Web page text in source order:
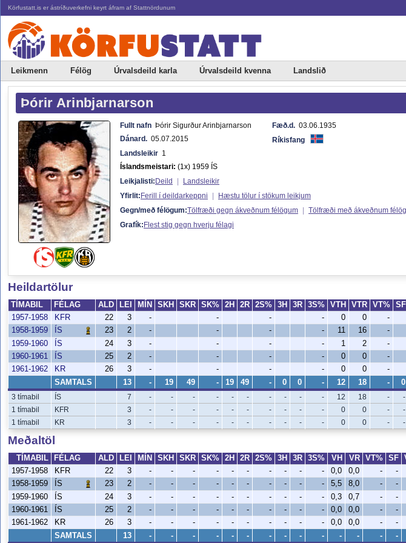
Körfustatt.is er ástríðuverkefni keyrt áfram af Stattnördunum
Leikmenn Félög Úrvalsdeild karla Úrvalsdeild kvenna Landslið
Þórir Arinbjarnarson
Fullt nafn Þórir Sigurður Arinbjarnarson Fæð.d. 03.06.1935
Dánard. 05.07.2015
Ríkisfang
Landsleikir 1
Íslandsmeistari: (1x) 1959 ÍS
Leikjalisti:Deild |
Landsleikir
Yfirlit:Ferill í deildarkeppni |
Hæstu tölur í stökum leikjum
Gegn/með félögum:Tölfræði gegn ákveðnum félögum | Tölfræði með ákveðnum
Grafík:Flest stig gegn hverju félagi
Heildartölur
TÍMABIL FÉLAG ALD LEI MÍN SKH SKR SK% 2H 2R 2S% 3H 3R 3S% VTH VTR VT% SF
1957-1958
KFR 22 3 - - - - 0 0 -
1958-1959
ÍS 23 2 - - - - 11 16 -
1959-1960
ÍS 24 3 - - - - 1 2 -
1960-1961
ÍS 25 2 - - - - 0 0 -
1961-1962
KR 26 3 - - - - 0 0 -
SAMTALS 13 - 19 49 - 19 49 - 0 0 - 12 18 - 0
3 tímabil ÍS 7 - - - - - - - - - - 12 18 - -
1 tímabil
KFR 3 - - - - - - - - - - 0 0 - -
1 tímabil
KR 3 - - - - - - - - - - 0 0 - -
Meðaltöl
TÍMABIL FÉLAG ALD LEI MÍN SKH SKR SK% 2H 2R 2S% 3H 3R 3S% VH VR VT% SF
1957-1958
KFR 22 3 - - - - - - - - - - 0,0 0,0 - -
1958-1959
ÍS 23 2 - - - - - - - - - - 5,5 8,0 - -
1959-1960
ÍS 24 3 - - - - - - - - - - 0,3 0,7 - -
1960-1961
ÍS 25 2 - - - - - - - - - - 0,0 0,0 - -
1961-1962
KR 26 3 - - - - - - - - - - 0,0 0,0 - -
SAMTALS 13 - - - - - - - - - - - - - -